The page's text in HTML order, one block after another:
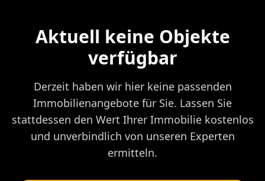
Aktuell keine Objekte
verfügbar
Derzeit haben wir hier keine passenden
Immobilienangebote für Sie. Lassen Sie
stattdessen den Wert Ihrer Immobilie kostenlos
und unverbindlich von unseren Experten
ermitteln.